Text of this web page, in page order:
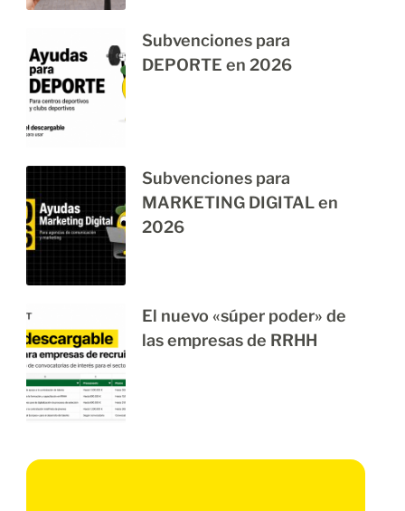
Subvenciones para
DEPORTE en 2026
Subvenciones para
MARKETING DIGITAL en
2026
El nuevo «súper poder» de
las empresas de RRHH